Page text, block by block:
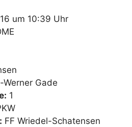
um 10:39 Uhr
Werner Gade
1
FF Wriedel-Schatensen